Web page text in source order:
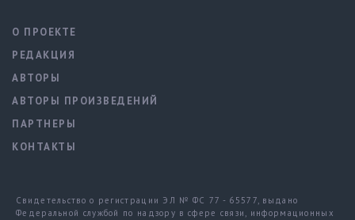
О ПРОЕКТЕ
РЕДАКЦИЯ
АВТОРЫ
АВТОРЫ ПРОИЗВЕДЕНИЙ
ПАРТНЕРЫ
КОНТАКТЫ
Свидетельство о регистрации ЭЛ № ФС 77 - 65577, выдано
Федеральной службой по надзору в сфере связи, информационных